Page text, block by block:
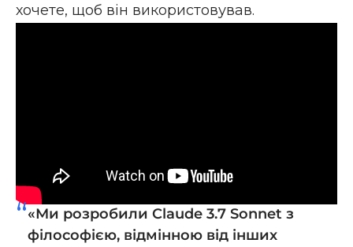
хочете, щоб він використовував.
«Ми розробили Claude 3.7 Sonnet з
філософією, відмінною від інших